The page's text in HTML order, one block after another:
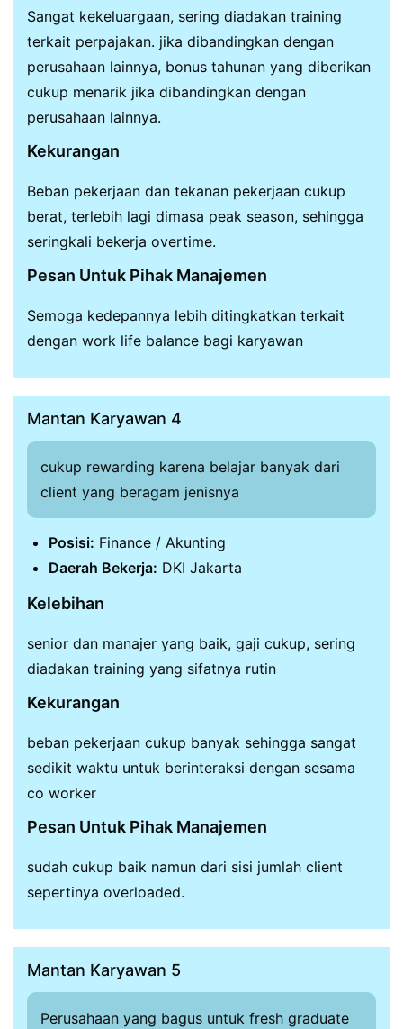
Sangat kekeluargaan, sering diadakan training
terkait perpajakan. jika dibandingkan dengan
perusahaan lainnya, bonus tahunan yang diberikan
cukup menarik jika dibandingkan dengan
perusahaan lainnya.
Kekurangan
Beban pekerjaan dan tekanan pekerjaan cukup
berat, terlebih lagi dimasa peak season, sehingga
seringkali bekerja overtime.
Pesan Untuk Pihak Manajemen
Semoga kedepannya lebih ditingkatkan terkait
dengan work life balance bagi karyawan
Mantan Karyawan 4
cukup rewarding karena belajar banyak dari
client yang beragam jenisnya
Posisi: Finance / Akunting
Daerah Bekerja: DKI Jakarta
Kelebihan
senior dan manajer yang baik, gaji cukup, sering
diadakan training yang sifatnya rutin
Kekurangan
beban pekerjaan cukup banyak sehingga sangat
sedikit waktu untuk berinteraksi dengan sesama
co worker
Pesan Untuk Pihak Manajemen
sudah cukup baik namun dari sisi jumlah client
sepertinya overloaded.
Mantan Karyawan 5
Perusahaan yang bagus untuk fresh graduate